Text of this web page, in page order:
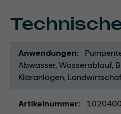
Anwendungen
Abwasser Wasserablauf
Kläranlagen
Artikelnummer